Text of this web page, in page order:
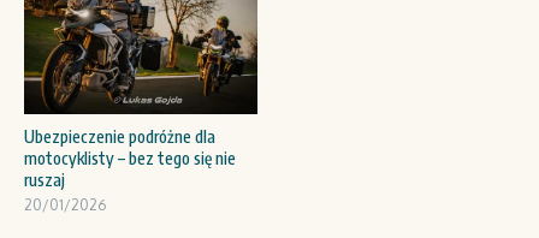
Ubezpieczenie podróżne dla
motocyklisty – bez tego się nie
ruszaj
20/01/2026